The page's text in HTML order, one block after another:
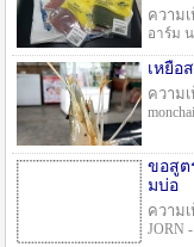
ความ
อาร์ม
เหยื่อ
ความ
ขอสูต
มบ่อ
ความ
JORN -